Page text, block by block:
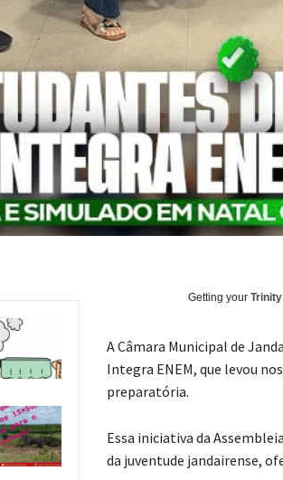
Getting your
A Câmara Municipal de
Integra ENEM, que levou
preparatória.
Essa iniciativa da
da juventude jandairense,